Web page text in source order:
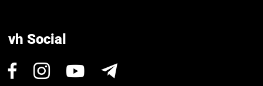
vh Social
BesuchenBesuchenBesuchen